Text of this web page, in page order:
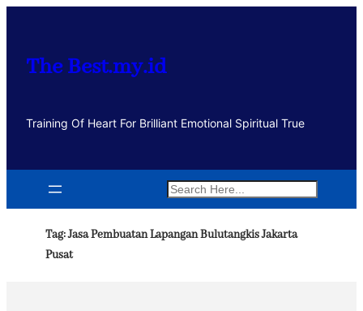
kontenThe Best.my.id
Training Of Heart For Brilliant Emotional Spiritual True
Search
Tag:Jasa Pembuatan Lapangan Bulutangkis Jakarta
Pusat